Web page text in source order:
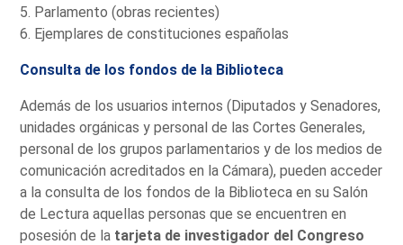
5. Parlamento (obras recientes)
6. Ejemplares de constituciones españolas
Consulta de los fondos de la Biblioteca
Además de los usuarios internos (Diputados y Senadores,
unidades orgánicas y personal de las Cortes Generales,
personal de los grupos parlamentarios y de los medios de
comunicación acreditados en la Cámara), pueden acceder
a la consulta de los fondos de la Biblioteca en su Salón
de Lectura aquellas personas que se encuentren en
posesión de la tarjeta de investigador del Congreso